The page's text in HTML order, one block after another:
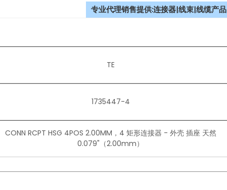
专业代理销售提供:连接器|线束|线缆产品
TE
1735447-4
CONN RCPT HSG 4POS 2.00MM，4 矩形连接器 - 外壳 插座 天然
0.079"（2.00mm）